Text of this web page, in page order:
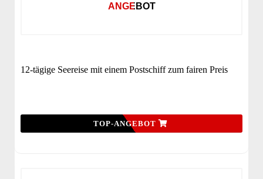
ANGEBOT
12-tägige Seereise mit einem Postschiff zum fairen Preis
TOP-ANGEBOT